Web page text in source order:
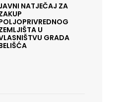
NATJEČAJ ZA
U
GRADA